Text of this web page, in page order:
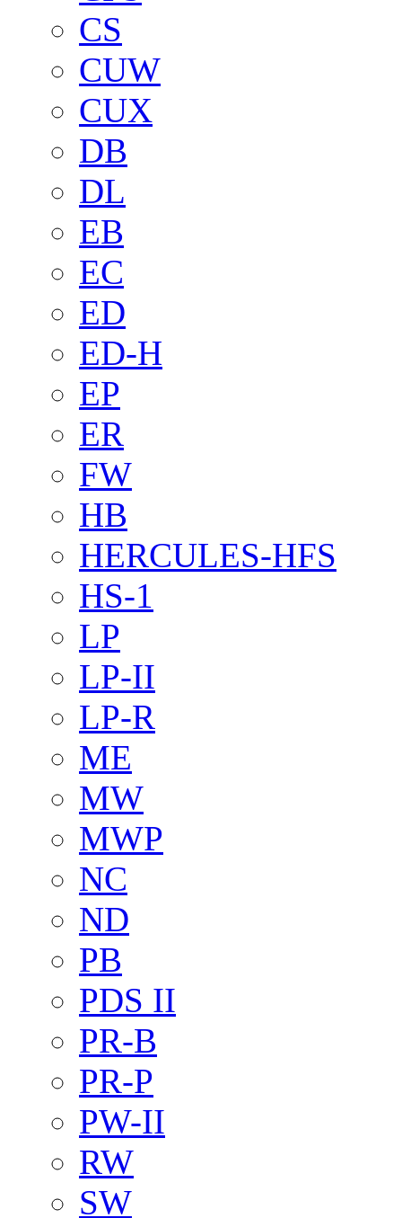
CS
CUW
CUX
DB
DL
EB
EC
ED
ED-H
EP
ER
FW
HB
HERCULES-HFS
HS-1
LP
LP-II
LP-R
ME
MW
MWP
NC
ND
PB
PDS II
PR-B
PR-P
PW-II
RW
SW